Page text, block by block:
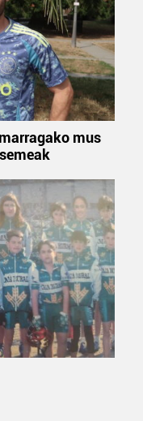
eta
teknologiaz
teknologia hori
diguzu.Gehiago
mus